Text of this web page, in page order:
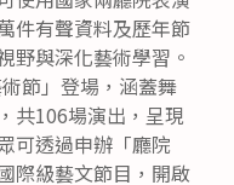
件有聲資料及歷年節
野與深化藝術學習。
節」登場，涵蓋舞
共106場演出，呈現
可透過申辦「廳院
際級藝文節目，開啟